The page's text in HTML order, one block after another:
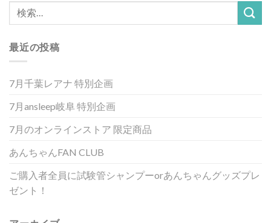
最近の投稿
7月千葉レアナ 特別企画
7月ansleep岐阜 特別企画
7月のオンラインストア 限定商品
あんちゃんFAN CLUB
ご購入者全員に試験管シャンプーorあんちゃんグッズプレ
ゼント！